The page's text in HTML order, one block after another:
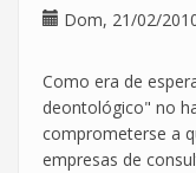
Dom, 21/02/
Como era de
deontológico" no
comprometerse a
empresas de